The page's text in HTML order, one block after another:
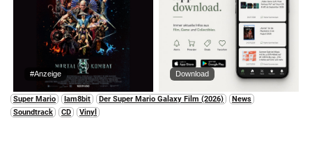
#Anzeige Download
Super Mario Iam8bit Der Super Mario Galaxy Film (2026)
News
Soundtrack
CD Vinyl